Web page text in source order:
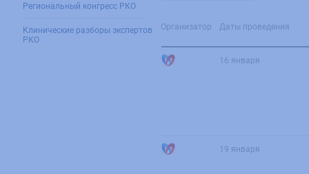
Региональный конгресс РКО
Клинические разборы экспертов
РКО
Организатор Даты проведения
16 января
19 января